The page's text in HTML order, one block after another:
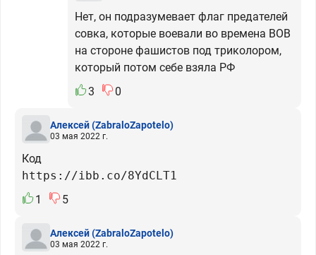
Нет, он подразумевает флаг предателей
совка, которые воевали во времена ВОВ
на стороне фашистов под триколором,
который потом себе взяла РФ
3
0
Алексей(ZabraloZapotelo)
03 мая 2022 г.
Код
https://ibb.co/8YdCLT1
1
5
Алексей(ZabraloZapotelo)
03 мая 2022 г.